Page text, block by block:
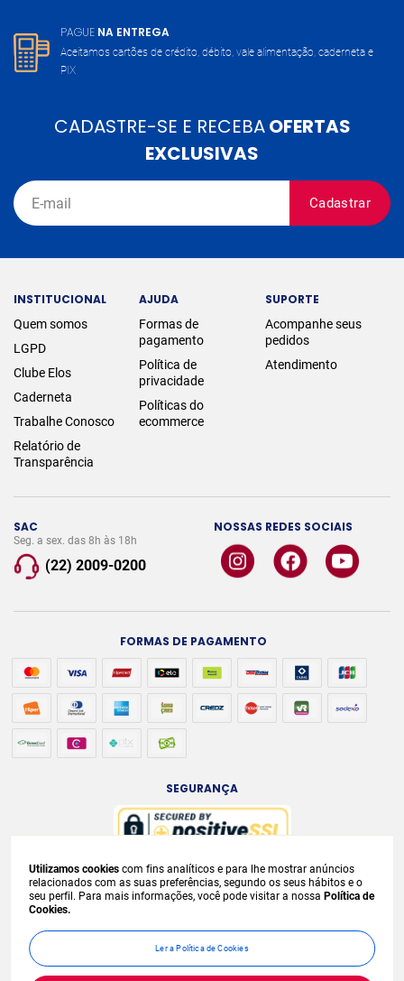
PAGUE NA ENTREGA
Aceitamos cartões de crédito, débito, vale alimentação, caderneta e
PIX
CADASTRE-SE E RECEBAOFERTAS
EXCLUSIVAS
Cadastrar
SAC
Seg. a sex. das 8h às 18h
(22) 2009-0200
NOSSAS REDES SOCIAIS
INSTITUCIONAL
Quem somos
LGPD
Clube Elos
Caderneta
Trabalhe Conosco
Relatório de
Transparência
AJUDA
Formas de
pagamento
Política de
privacidade
Políticas do
ecommerce
SUPORTE
Acompanhe seus
pedidos
Atendimento
FORMAS DE PAGAMENTO
SEGURANÇA
A venda e o consumo de bebidas alcoólicas são proibidos para menores de
18 anos. Bebida Alcoólica pode causar dependência química e, em excesso,
provoca
condições exclusivas para internet e válidos durante o dia de hoje, podendo
sofrer alterações sem
prévia notificação. No caso de faltar algum produto,
este não será entregue e o valor correspondente não será cobrado.
Utilizamos cookies com fins analíticos e para lhe mostrar anúncios
relacionados com as suas preferências, segundo os seus hábitos e o
seu perfil. Para mais informações, você pode visitar a nossa Política de
Cookies.
Ler a Política de Cookies